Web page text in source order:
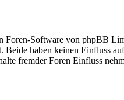
Foren-Software von phpBB
haben keinen Einfluss
fremder Foren Einfluss